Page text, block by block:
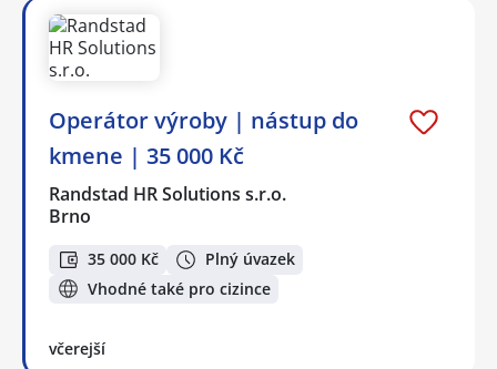
Operátor výroby | nástup do
kmene | 35 000 Kč
Randstad HR Solutions s.r.o.
Brno
35 000 Kč
Plný úvazek
Vhodné také pro cizince
včerejší